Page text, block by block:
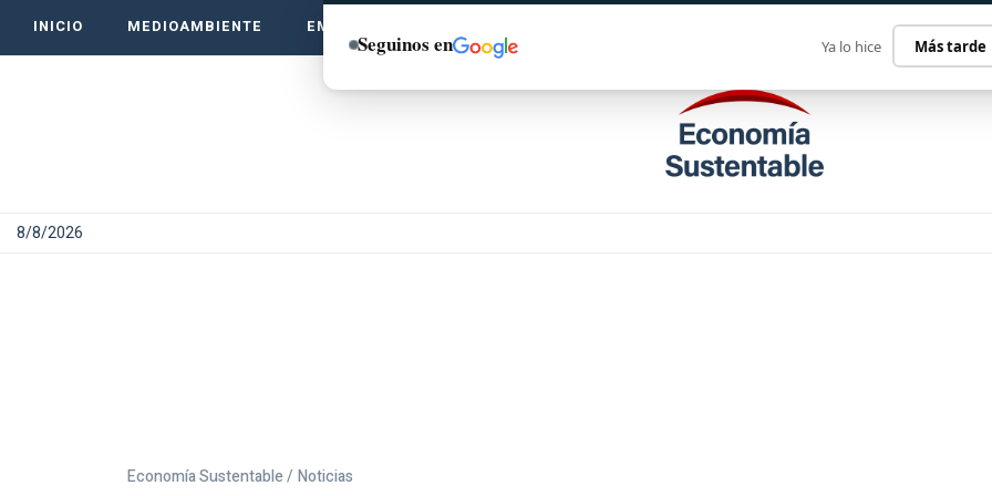
INICIO MEDIOAMBIENTE EMPRENDE VERDE
8/8/2026
Economía Sustentable / Noticias
Seguinos en Ya lo hice Más tarde